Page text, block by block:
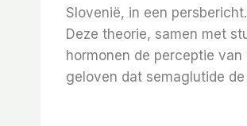
Slovenië, in een persbericht.
Deze theorie, samen met
hormonen de perceptie
geloven dat semaglutide